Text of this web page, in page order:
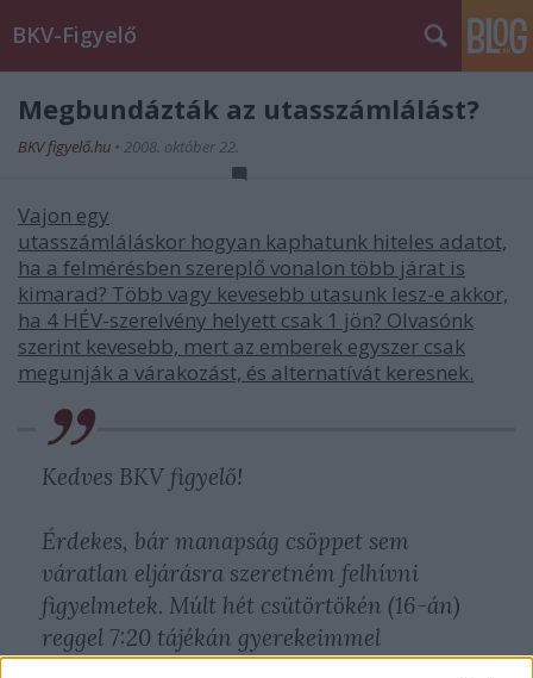
BKV-Figyelő
Megbundázták az utasszámlálást?
BKV figyelő.hu • 2008. október 22.
Vajon egy
utasszámláláskor hogyan kaphatunk hiteles adatot,
ha a felmérésben szereplő vonalon több járat is
kimarad? Több vagy kevesebb utasunk lesz-e akkor,
ha 4 HÉV-szerelvény helyett csak 1 jön? Olvasónk
szerint kevesebb, mert az emberek egyszer csak
megunják a várakozást, és alternatívát keresnek.
Kedves BKV figyelő!
Érdekes, bár manapság csöppet sem
váratlan eljárásra szeretném felhívni
figyelmetek. Múlt hét csütörtökén (16-án)
reggel 7:20 tájékán gyerekeimmel